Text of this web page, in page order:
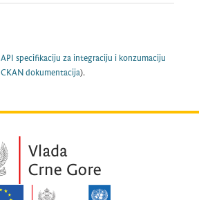
API specifikaciju za integraciju i konzumaciju
CKAN dokumentacija).